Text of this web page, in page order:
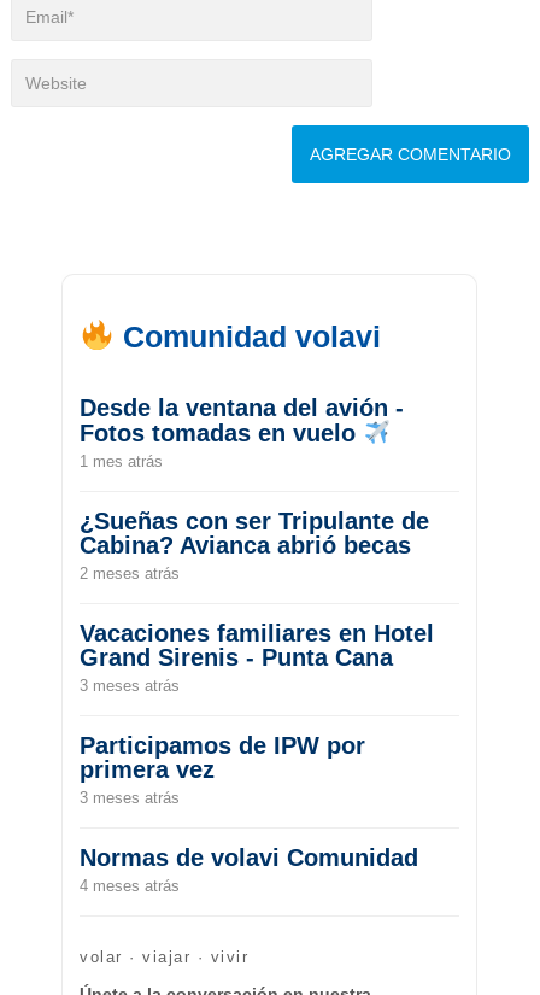
Comunidad volavi
Desde la ventana del avión -
Fotos tomadas en vuelo
1 mes atrás
¿Sueñas con ser Tripulante de
Cabina? Avianca abrió becas
2 meses atrás
Vacaciones familiares en Hotel
Grand Sirenis - Punta Cana
3 meses atrás
Participamos de IPW por
primera vez
3 meses atrás
Normas de volavi Comunidad
4 meses atrás
volar · viajar · vivir